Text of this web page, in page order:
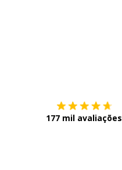
177 mil avaliações